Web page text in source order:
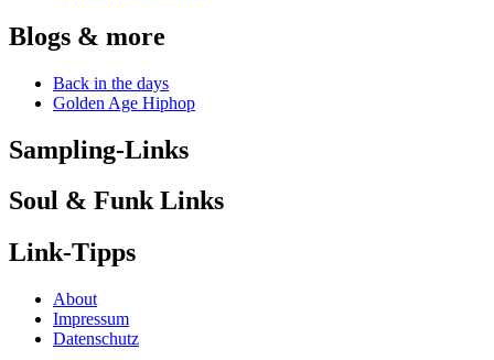
Blogs & more
Back in the days
Golden Age Hiphop
Sampling-Links
Soul & Funk Links
Link-Tipps
About
Impressum
Datenschutz